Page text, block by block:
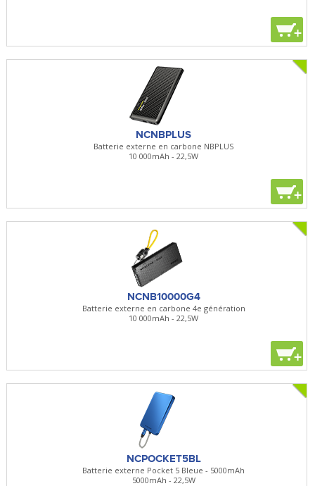
+
NCNBPLUS
Batterie externe en carbone NBPLUS
10 000mAh - 22,5W
+
NCNB10000G4
Batterie externe en carbone 4e génération
10 000mAh - 22,5W
+
NCPOCKET5BL
Batterie externe Pocket 5 Bleue - 5000mAh
5000mAh - 22,5W